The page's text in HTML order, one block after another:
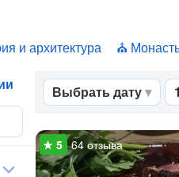
и архитектура
Выбрать дату
64 отзыва